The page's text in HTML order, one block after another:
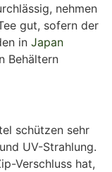
nehmen
gut, sofern der
in Japan
Behältern
schützen sehr
UV-Strahlung.
Verschluss hat,